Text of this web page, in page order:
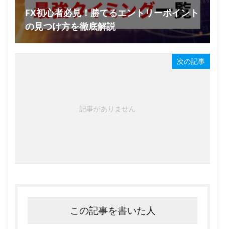
FX初心者必見！勝てるエントリーポイント
の見つけ方を徹底解説
次の記事
記事がありません
この記事を書いた人